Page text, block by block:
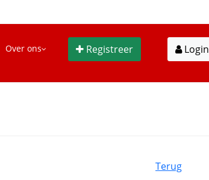
Over ons Registreer Login
Terug